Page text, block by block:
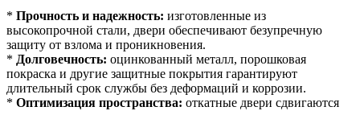
* Прочность и надежность: изготовленные из
высокопрочной стали, двери обеспечивают безупречную
защиту от взлома и проникновения.
* Долговечность: оцинкованный металл, порошковая
покраска и другие защитные покрытия гарантируют
длительный срок службы без деформаций и коррозии.
* Оптимизация пространства: откатные двери сдвигаются